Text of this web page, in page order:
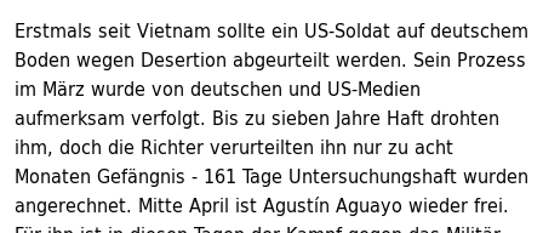
Erstmals seit Vietnam sollte ein US-Soldat auf deutschem
Boden wegen Desertion abgeurteilt werden. Sein Prozess
im März wurde von deutschen und US-Medien
aufmerksam verfolgt. Bis zu sieben Jahre Haft drohten
ihm, doch die Richter verurteilten ihn nur zu acht
Monaten Gefängnis - 161 Tage Untersuchungshaft wurden
angerechnet. Mitte April ist Agustín Aguayo wieder frei.